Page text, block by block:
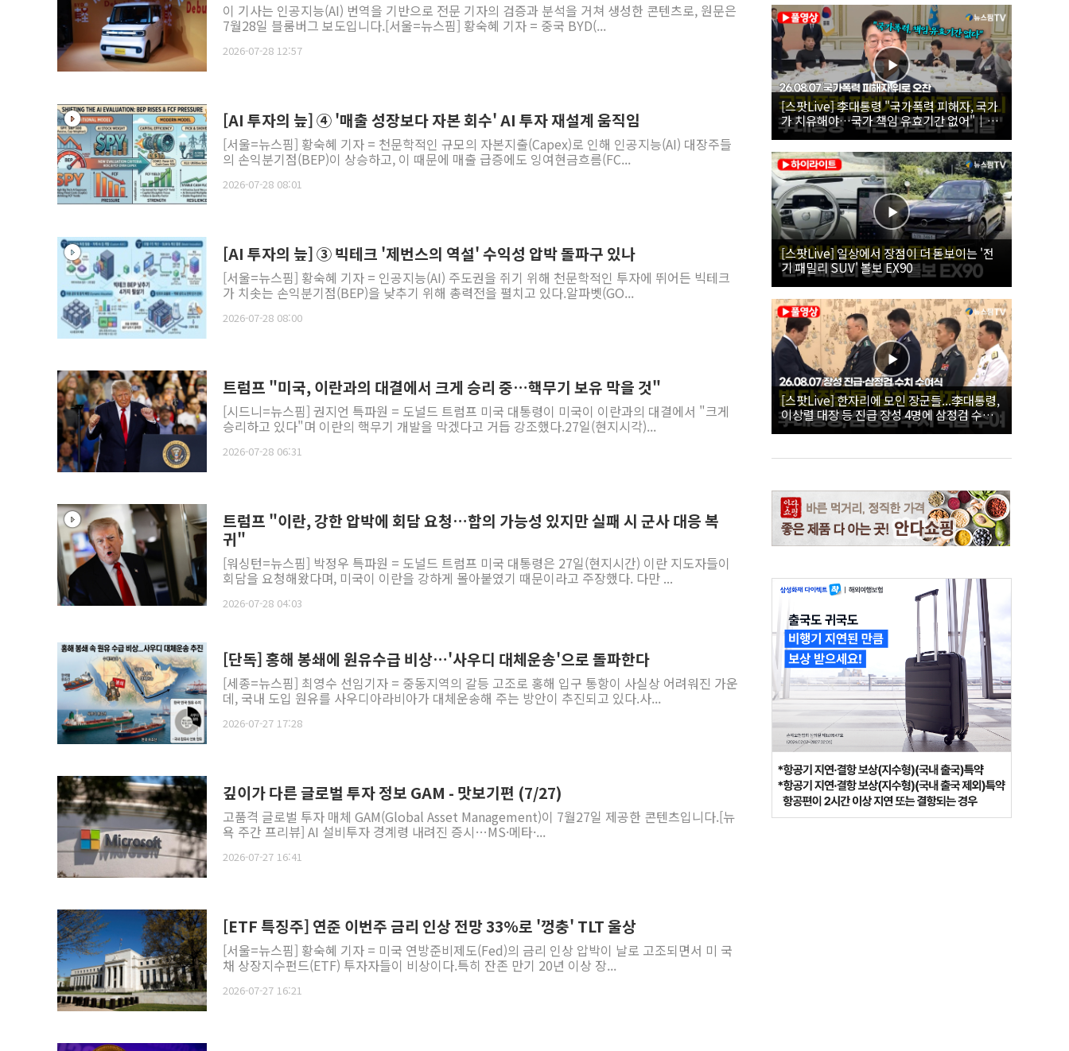
이 기사는 인공지능(AI) 번역을 기반으로 전문 기자의 검증과 분석을 거쳐 생성한 콘텐츠로, 원문은
7월28일 블룸버그 보도입니다.[서울=뉴스핌] 황숙혜 기자 = 중국 BYD(...
2026-07-28 12:57
[AI 투자의 늪] ④ '매출 성장보다 자본 회수' AI 투자 재설계 움직임
[서울=뉴스핌] 황숙혜 기자 = 천문학적인 규모의 자본지출(Capex)로 인해 인공지능(AI) 대장주들
의 손익분기점(BEP)이 상승하고, 이 때문에 매출 급증에도 잉여현금흐름(FC...
2026-07-28 08:01
[AI 투자의 늪] ③ 빅테크 '제번스의 역설' 수익성 압박 돌파구 있나
[서울=뉴스핌] 황숙혜 기자 = 인공지능(AI) 주도권을 쥐기 위해 천문학적인 투자에 뛰어든 빅테크
가 치솟는 손익분기점(BEP)을 낮추기 위해 총력전을 펼치고 있다.알파벳(GO...
2026-07-28 08:00
트럼프 "미국, 이란과의 대결에서 크게 승리 중…핵무기 보유 막을 것"
[시드니=뉴스핌] 권지언 특파원 = 도널드 트럼프 미국 대통령이 미국이 이란과의 대결에서 "크게
승리하고 있다"며 이란의 핵무기 개발을 막겠다고 거듭 강조했다.27일(현지시각)...
2026-07-28 06:31
트럼프 "이란, 강한 압박에 회담 요청…합의 가능성 있지만 실패 시 군사 대응 복
귀"
[워싱턴=뉴스핌] 박정우 특파원 = 도널드 트럼프 미국 대통령은 27일(현지시간) 이란 지도자들이
회담을 요청해왔다며, 미국이 이란을 강하게 몰아붙였기 때문이라고 주장했다. 다만 ...
2026-07-28 04:03
[단독] 홍해 봉쇄에 원유수급 비상…'사우디 대체운송'으로 돌파한다
[세종=뉴스핌] 최영수 선임기자 = 중동지역의 갈등 고조로 홍해 입구 통항이 사실상 어려워진 가운
데, 국내 도입 원유를 사우디아라비아가 대체운송해 주는 방안이 추진되고 있다.사...
2026-07-27 17:28
깊이가 다른 글로벌 투자 정보 GAM - 맛보기편 (7/27)
고품격 글로벌 투자 매체 GAM(Global Asset Management)이 7월27일 제공한 콘텐츠입니다.[뉴
욕 주간 프리뷰] AI 설비투자 경계령 내려진 증시…MS·메타·...
2026-07-27 16:41
[ETF 특징주] 연준 이번주 금리 인상 전망 33%로 '껑충' TLT 울상
[서울=뉴스핌] 황숙혜 기자 = 미국 연방준비제도(Fed)의 금리 인상 압박이 날로 고조되면서 미 국
채 상장지수펀드(ETF) 투자자들이 비상이다.특히 잔존 만기 20년 이상 장...
2026-07-27 16:21
[스팟Live] 李대통령 "국가폭력 피해자, 국가
가 치유해야…국가 책임 유효기간 없어"｜
26.08.07 국가폭력 피해자 위로 오찬
[스팟Live] 일상에서 장점이 더 돋보이는 '전
기 패밀리 SUV' 볼보 EX90
[스팟Live] 한자리에 모인 장군들...李대통령,
이상렬 대장 등 진급 장성 4명에 삼정검 수치
직접 수여｜26.08.07 장성 진급·삼정검 수치